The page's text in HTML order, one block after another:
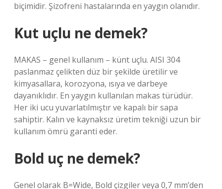
biçimidir. Şizofreni hastalarında en yaygın olanıdır.
Kut uçlu ne demek?
MAKAS – genel kullanım – künt uçlu. AISI 304
paslanmaz çelikten düz bir şekilde üretilir ve
kimyasallara, korozyona, ısıya ve darbeye
dayanıklıdır. En yaygın kullanılan makas türüdür.
Her iki ucu yuvarlatılmıştır ve kapalı bir sapa
sahiptir. Kalın ve kaynaksız üretim tekniği uzun bir
kullanım ömrü garanti eder.
Bold uç ne demek?
Genel olarak B=Wide, Bold çizgiler veya 0,7 mm’den